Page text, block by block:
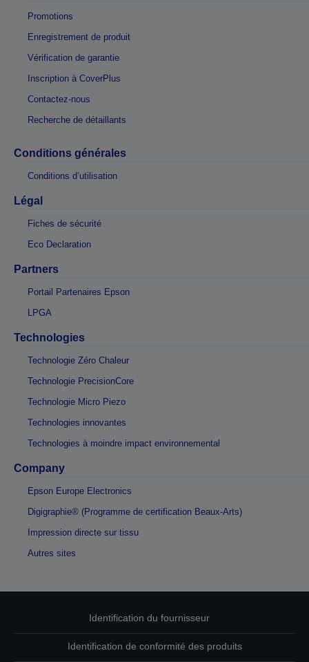
Promotions
Enregistrement de produit
Vérification de garantie
Inscription à CoverPlus
Contactez-nous
Recherche de détaillants
Conditions générales
Conditions d’utilisation
Légal
Fiches de sécurité
Eco Declaration
Partners
Portail Partenaires Epson
LPGA
Technologies
Technologie Zéro Chaleur
Technologie PrecisionCore
Technologie Micro Piezo
Technologies innovantes
Technologies à moindre impact environnemental
Company
Epson Europe Electronics
Digigraphie® (Programme de certification Beaux-Arts)
Impression directe sur tissu
Autres sites
Identification du fournisseur
Identification de conformité des produits